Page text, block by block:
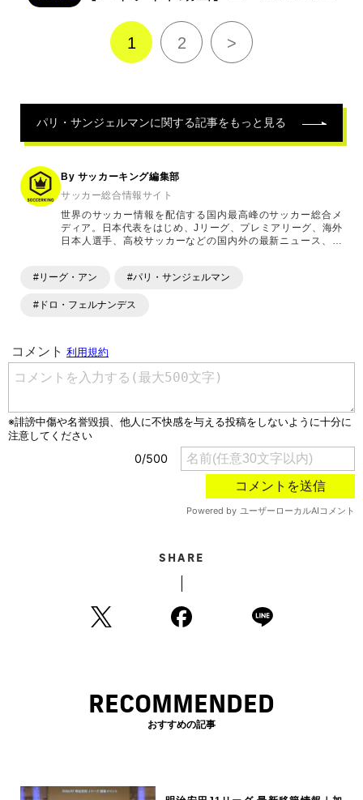
1 2 >
パリ・サンジェルマンに関する記事をもっと見る
By サッカーキング編集部
サッカー総合情報サイト
世界のサッカー情報を配信する国内最高峰のサッカー総合メ
ディア。日本代表をはじめ、Jリーグ、プレミアリーグ、海外
日本人選手、高校サッカーなどの国内外の最新ニュース、コ
ます。「X」「Instagram」「YouTube」「TikTok」など、
#リーグ・アン #パリ・サンジェルマン
#ドロ・フェルナンデス
SHARE
RECOMMENDED
おすすめの記事